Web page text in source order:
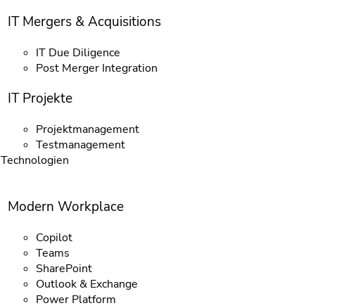
IT Mergers & Acquisitions
IT Due Diligence
Post Merger Integration
IT Projekte
Projektmanagement
Testmanagement
Technologien
Modern Workplace
Copilot
Teams
SharePoint
Outlook & Exchange
Power Platform